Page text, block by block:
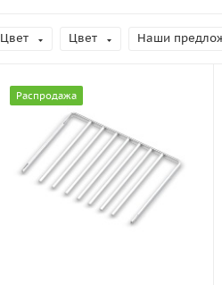
Цвет Цвет Наши
Распродажа